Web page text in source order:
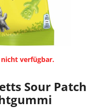
verfügbar.
Sour Patch